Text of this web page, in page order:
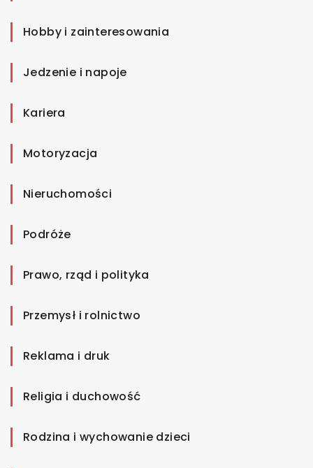
Hobby i zainteresowania
Jedzenie i napoje
Kariera
Motoryzacja
Nieruchomości
Podróże
Prawo, rząd i polityka
Przemysł i rolnictwo
Reklama i druk
Religia i duchowość
Rodzina i wychowanie dzieci